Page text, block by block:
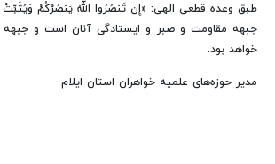
طبق وعده قطعی الهی: «إِن تَنصُرُوا اللَّهَ یَنصُرْکُمْ وَیُثَبِّتْ
جبهه مقاومت و صبر و ایستادگی آنان است و جبهه
خواهد بود.
مدیر حوزه‌های علمیه خواهران استان ایلام